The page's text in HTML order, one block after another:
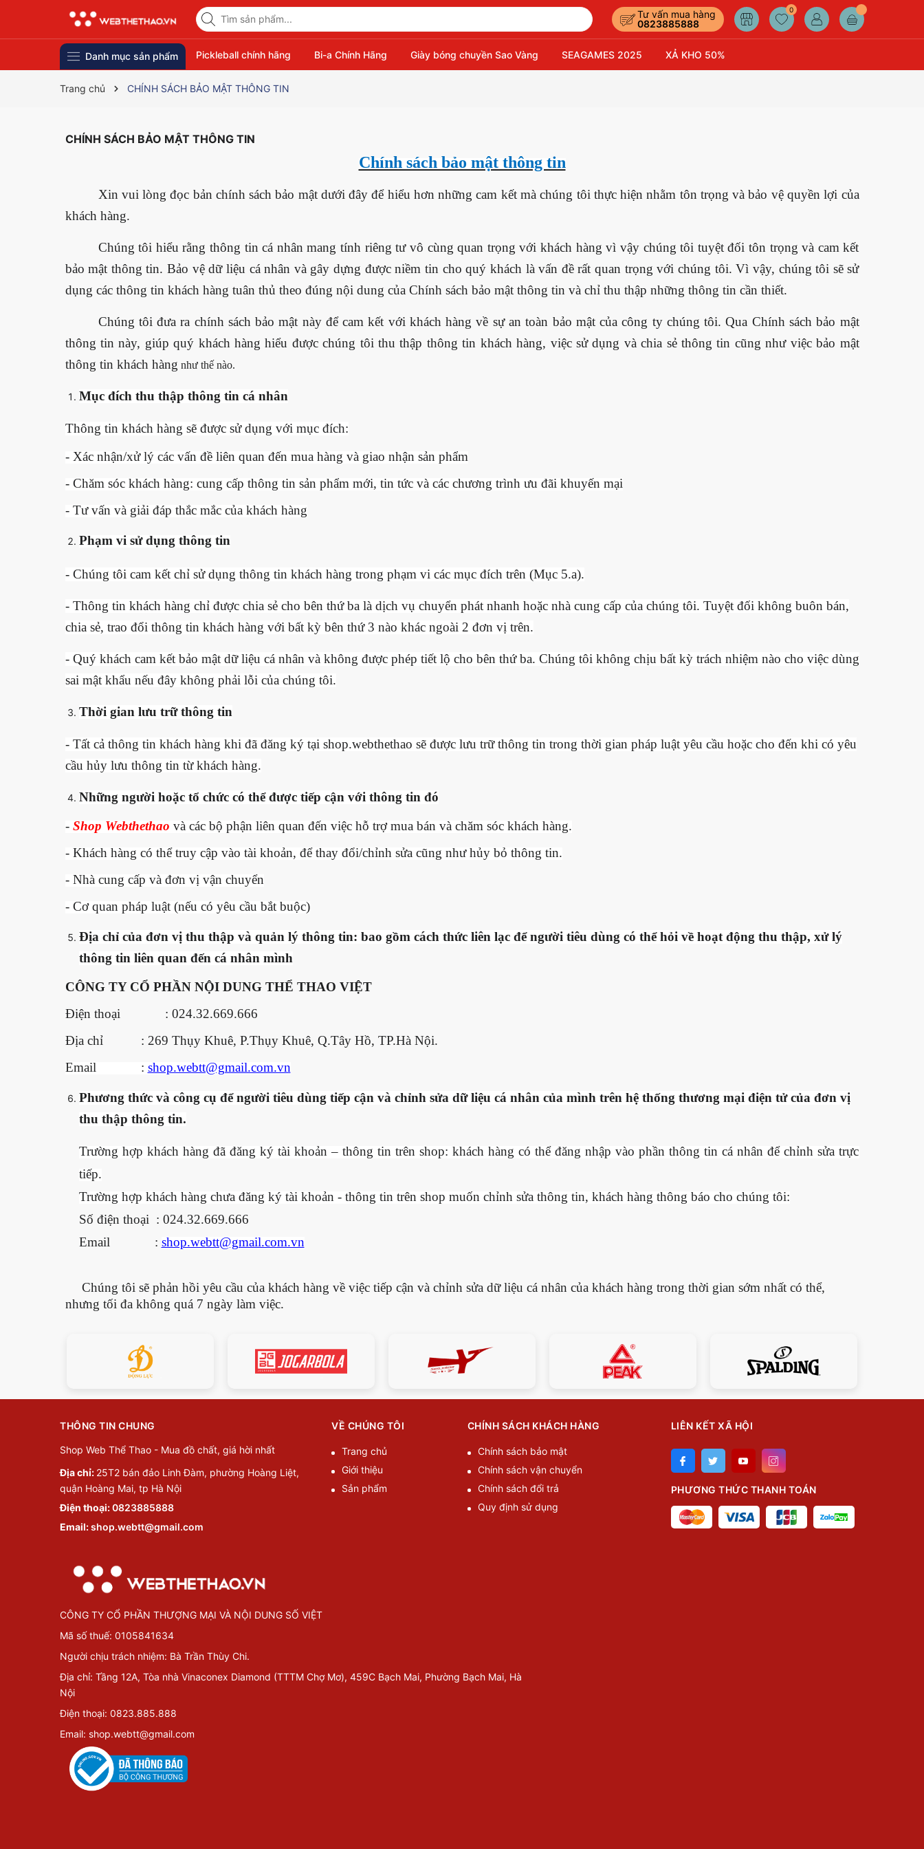
Tư vấn mua hàng
0823885888
0
Danh mục sản phẩm Pickleball chính hãng Bi-a Chính Hãng Giày bóng chuyền Sao Vàng SEAGAMES 2025 XẢ KHO 50%
Trang chủ CHÍNH SÁCH BẢO MẬT THÔNG TIN
CHÍNH SÁCH BẢO MẬT THÔNG TIN
Chính sách bảo mật thông tin
Xin vui lòng đọc bản chính sách bảo mật dưới đây để hiểu hơn những cam kết mà chúng tôi thực hiện nhằm tôn trọng và bảo vệ quyền lợi của
khách hàng.
Chúng tôi hiểu rằng thông tin cá nhân mang tính riêng tư vô cùng quan trọng với khách hàng vì vậy chúng tôi tuyệt đối tôn trọng và cam kết
bảo mật thông tin. Bảo vệ dữ liệu cá nhân và gây dựng được niềm tin cho quý khách là vấn đề rất quan trọng với chúng tôi. Vì vậy, chúng tôi sẽ sử
dụng các thông tin khách hàng tuân thủ theo đúng nội dung của Chính sách bảo mật thông tin và chỉ thu thập những thông tin cần thiết.
Chúng tôi đưa ra chính sách bảo mật này để cam kết với khách hàng về sự an toàn bảo mật của công ty chúng tôi. Qua Chính sách bảo mật
thông tin này, giúp quý khách hàng hiểu được chúng tôi thu thập thông tin khách hàng, việc sử dụng và chia sẻ thông tin cũng như việc bảo mật
thông tin khách hàng như thế nào.
Mục đích thu thập thông tin cá nhân
Thông tin khách hàng sẽ được sử dụng với mục đích:
- Xác nhận/xử lý các vấn đề liên quan đến mua hàng và giao nhận sản phẩm
- Chăm sóc khách hàng: cung cấp thông tin sản phẩm mới, tin tức và các chương trình ưu đãi khuyến mại
- Tư vấn và giải đáp thắc mắc của khách hàng
Phạm vi sử dụng thông tin
- Chúng tôi cam kết chỉ sử dụng thông tin khách hàng trong phạm vi các mục đích trên (Mục 5.a).
- Thông tin khách hàng chỉ được chia sẻ cho bên thứ ba là dịch vụ chuyển phát nhanh hoặc nhà cung cấp của chúng tôi. Tuyệt đối không buôn bán,
chia sẻ, trao đổi thông tin khách hàng với bất kỳ bên thứ 3 nào khác ngoài 2 đơn vị trên.
- Quý khách cam kết bảo mật dữ liệu cá nhân và không được phép tiết lộ cho bên thứ ba. Chúng tôi không chịu bất kỳ trách nhiệm nào cho việc dùng
sai mật khẩu nếu đây không phải lỗi của chúng tôi.
Thời gian lưu trữ thông tin
- Tất cả thông tin khách hàng khi đã đăng ký tại shop.webthethao sẽ được lưu trữ thông tin trong thời gian pháp luật yêu cầu hoặc cho đến khi có yêu
cầu hủy lưu thông tin từ khách hàng.
Những người hoặc tổ chức có thể được tiếp cận với thông tin đó
- Shop Webthethao và các bộ phận liên quan đến việc hỗ trợ mua bán và chăm sóc khách hàng.
- Khách hàng có thể truy cập vào tài khoản, để thay đổi/chỉnh sửa cũng như hủy bỏ thông tin.
- Nhà cung cấp và đơn vị vận chuyển
- Cơ quan pháp luật (nếu có yêu cầu bắt buộc)
Địa chỉ của đơn vị thu thập và quản lý thông tin: bao gồm cách thức liên lạc để người tiêu dùng có thể hỏi về hoạt động thu thập, xử lý
thông tin liên quan đến cá nhân mình
CÔNG TY CỔ PHẦN NỘI DUNG THỂ THAO VIỆT
Điện thoại : 024.32.669.666
Địa chỉ : 269 Thụy Khuê, P.Thụy Khuê, Q.Tây Hồ, TP.Hà Nội.
Email : shop.webtt@gmail.com.vn
Phương thức và công cụ để người tiêu dùng tiếp cận và chỉnh sửa dữ liệu cá nhân của mình trên hệ thống thương mại điện tử của đơn vị
thu thập thông tin.
Trường hợp khách hàng đã đăng ký tài khoản – thông tin trên shop: khách hàng có thể đăng nhập vào phần thông tin cá nhân để chỉnh sửa trực
tiếp.
Trường hợp khách hàng chưa đăng ký tài khoản - thông tin trên shop muốn chỉnh sửa thông tin, khách hàng thông báo cho chúng tôi:
Số điện thoại : 024.32.669.666
Email : shop.webtt@gmail.com.vn
Chúng tôi sẽ phản hồi yêu cầu của khách hàng về việc tiếp cận và chỉnh sửa dữ liệu cá nhân của khách hàng trong thời gian sớm nhất có thể,
nhưng tối đa không quá 7 ngày làm việc.
THÔNG TIN CHUNG
Shop Web Thể Thao - Mua đồ chất, giá hời nhất
Địa chỉ: 25T2 bán đảo Linh Đàm, phường Hoàng Liệt,
quận Hoàng Mai, tp Hà Nội
Điện thoại:0823885888
Email:shop.webtt@gmail.com
VỀ CHÚNG TÔI
Trang chủ
Giới thiệu
Sản phẩm
CHÍNH SÁCH KHÁCH HÀNG
Chính sách bảo mật
Chính sách vận chuyển
Chính sách đổi trả
Quy định sử dụng
LIÊN KẾT XÃ HỘI
PHƯƠNG THỨC THANH TOÁN
CÔNG TY CỔ PHẦN THƯỢNG MẠI VÀ NỘI DUNG SỐ VIỆT
Mã số thuế: 0105841634
Người chịu trách nhiệm: Bà Trần Thùy Chi.
Địa chỉ: Tầng 12A, Tòa nhà Vinaconex Diamond (TTTM Chợ Mơ), 459C Bạch Mai, Phường Bạch Mai, Hà
Nội
Điện thoại: 0823.885.888
Email: shop.webtt@gmail.com